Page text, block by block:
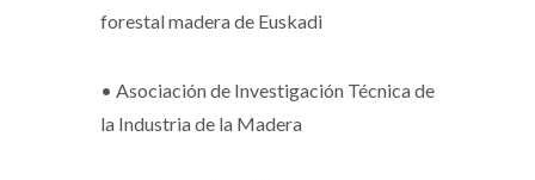
forestal madera de Euskadi
• Asociación de Investigación Técnica de
la Industria de la Madera